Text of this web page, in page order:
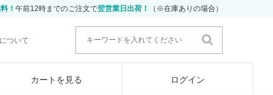
！ 午前12時までのご注文で翌営業日出荷！ （※在庫ありの場合）
ついて
カートを見る ログイン